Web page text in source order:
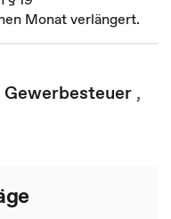
Monat verlängert.
Gewerbesteuer ,